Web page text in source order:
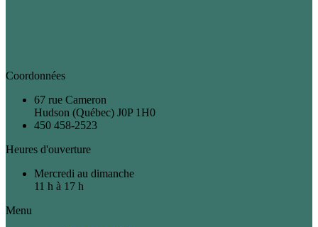
Coordonnées
67 rue Cameron
Hudson (Québec) J0P 1H0
450 458-2523
Heures d'ouverture
Mercredi au dimanche
11 h à 17 h
Menu